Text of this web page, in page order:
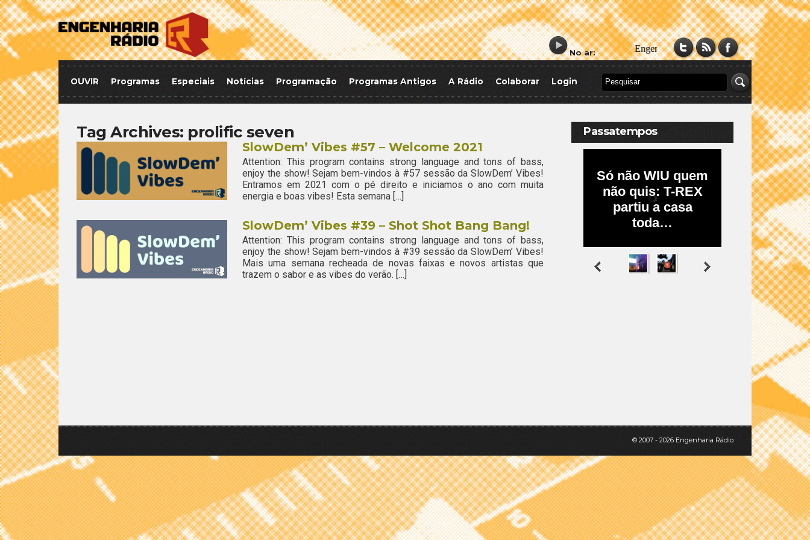
No ar:
OUVIR Programas Especiais Notícias Programação Programas Antigos A Rádio Colaborar Login
Tag Archives: prolific seven
SlowDem’ Vibes #57 – Welcome 2021
Attention: This program contains strong language and tons of bass,
enjoy the show! Sejam bem-vindos à #57 sessão da SlowDem’ Vibes!
Entramos em 2021 com o pé direito e iniciamos o ano com muita
energia e boas vibes! Esta semana […]
SlowDem’ Vibes #39 – Shot Shot Bang Bang!
Attention: This program contains strong language and tons of bass,
enjoy the show! Sejam bem-vindos à #39 sessão da SlowDem’ Vibes!
Mais uma semana recheada de novas faixas e novos artistas que
trazem o sabor e as vibes do verão. […]
Passatempos
© 2007 - 2026 Engenharia Rádio